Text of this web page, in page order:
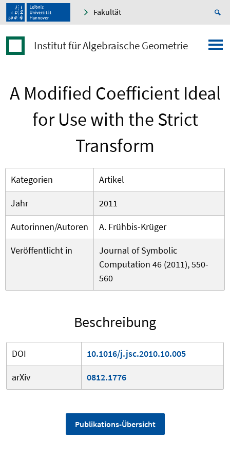
Fakultät
Institut für Algebraische Geometrie
A Modified Coefficient Ideal
for Use with the Strict
Transform
Kategorien
Artikel
Jahr
2011
Autorinnen/Autoren
A. Frühbis-Krüger
Veröffentlicht in
Journal of Symbolic
Computation 46 (2011), 550-
560
Beschreibung
DOI
10.1016/j.jsc.2010.10.005
arXiv
0812.1776
Publikations-Übersicht